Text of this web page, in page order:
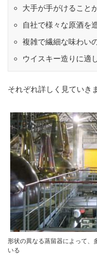
大手が手がけること
自社で様々な原酒を
複雑で繊細な味わい
ウイスキー造りに適
それぞれ詳しく見ていき
形状の異なる蒸留器によって、
いる